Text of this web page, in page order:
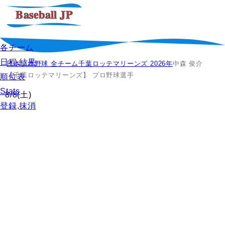
各チーム
日程,結果
順位表
Stats
登録,抹消
日本プロ野球 全チーム千葉ロッテマリーンズ 2026年中森 俊介
【千葉ロッテマリーンズ】 プロ野球選手
8/8(土)